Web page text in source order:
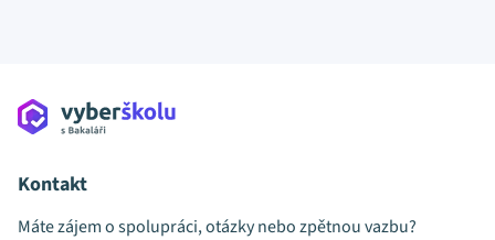
Kontakt
Máte zájem o spolupráci, otázky nebo zpětnou vazbu?